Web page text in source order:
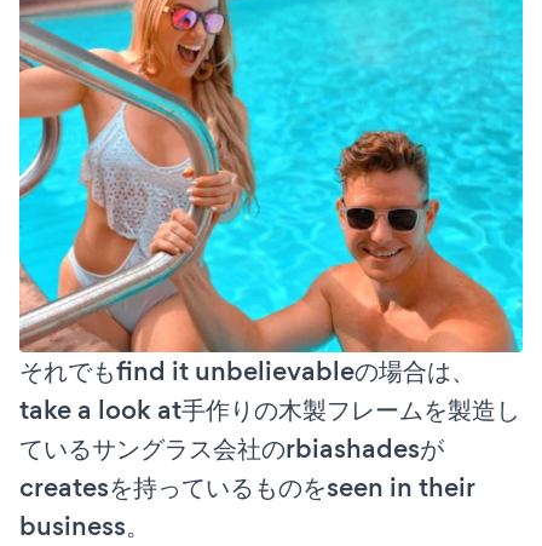
それでもfind it unbelievableの場合は、
take a look at手作りの木製フレームを製造し
ているサングラス会社のrbiashadesが
createsを持っているものをseen in their
business。